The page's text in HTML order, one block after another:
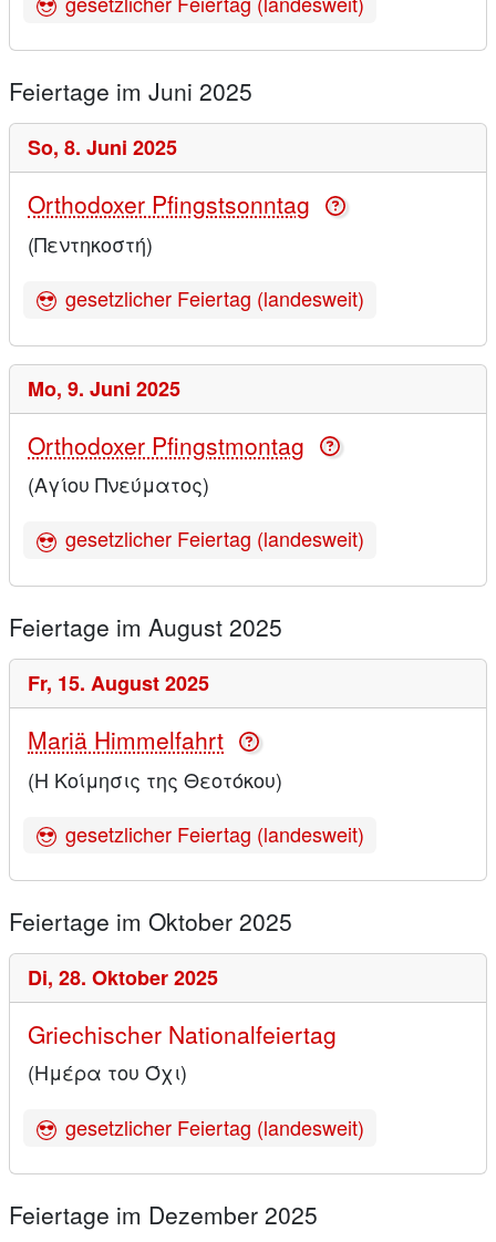
Feiertage im Juni 2025
So, 8. Juni 2025
Orthodoxer Pfingstsonntag
(Πεντηκοστή)
gesetzlicher Feiertag (landesweit)
Mo, 9. Juni 2025
Orthodoxer Pfingstmontag
(Αγίου Πνεύματος)
gesetzlicher Feiertag (landesweit)
Feiertage im August 2025
Fr, 15. August 2025
Mariä Himmelfahrt
(Η Κοίμησις της Θεοτόκου)
gesetzlicher Feiertag (landesweit)
Feiertage im Oktober 2025
Di, 28. Oktober 2025
Griechischer Nationalfeiertag
(Ημέρα του Όχι)
gesetzlicher Feiertag (landesweit)
Feiertage im Dezember 2025